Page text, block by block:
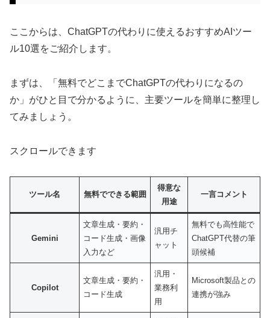
ここからは、ChatGPTの代わりに使えるおすすめAIツー
ル10選をご紹介します。
まずは、「無料でどこまでChatGPTの代わりになるの
か」がひと目で分かるように、主要ツールを簡単に整理し
てみましょう。
スクロールできます
ツール名 無料でできる範囲
得意な
用途
一言コメント
Gemini
文章生成・要約・
コード生成・画像
入力など
汎用チ
ャット
無料でも高性能で
ChatGPT代替の筆
頭候補
Copilot
文章生成・要約・
コード生成
汎用・
業務利
用
Microsoft製品との
連携が強み